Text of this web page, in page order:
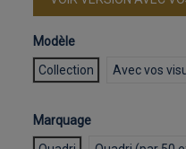
Modèle
Collection
Avec vos
Marquage